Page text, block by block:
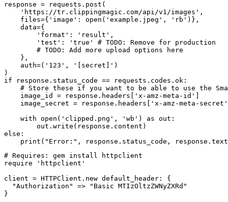
response = requests.post(
    'https://tr.clippingmagic.com/api/v1/images',
    files={'image': open('example.jpeg', 'rb')},
    data={
        'format': 'result',
        'test': 'true' # TODO: Remove for production
        # TODO: Add more upload options here
    },
    auth=('123', '[secret]')
)
if response.status_code == requests.codes.ok:
# Store these if you want to be able to use the
    image_id = response.headers['x-amz-meta-id']
image_secret = response.headers['x-amz-meta-
    with open('clipped.png', 'wb') as out:
        out.write(response.content)
else:
# Requires: gem install httpclient
require 'httpclient'
client = HTTPClient.new default_header: {
  "Authorization" => "Basic MTIzOltzZWNyZXRd"
}